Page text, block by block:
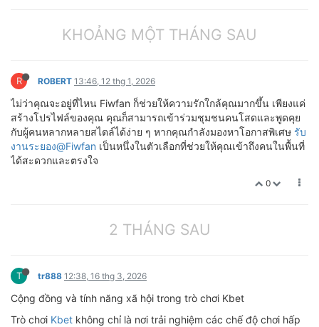
KHOẢNG MỘT THÁNG SAU
R ROBERT 13:46, 12 thg 1, 2026
ไม่ว่าคุณจะอยู่ที่ไหน Fiwfan ก็ช่วยให้ความรักใกล้คุณมากขึ้น เพียงแค่
สร้างโปรไฟล์ของคุณ คุณก็สามารถเข้าร่วมชุมชนคนโสดและพูดคุย
กับผู้คนหลากหลายสไตล์ได้ง่าย ๆ หากคุณกำลังมองหาโอกาสพิเศษ รับ
งานระยอง@Fiwfan เป็นหนึ่งในตัวเลือกที่ช่วยให้คุณเข้าถึงคนในพื้นที่
ได้สะดวกและตรงใจ
0
2 THÁNG SAU
T tr888 12:38, 16 thg 3, 2026
Cộng đồng và tính năng xã hội trong trò chơi Kbet
Trò chơi Kbet không chỉ là nơi trải nghiệm các chế độ chơi hấp